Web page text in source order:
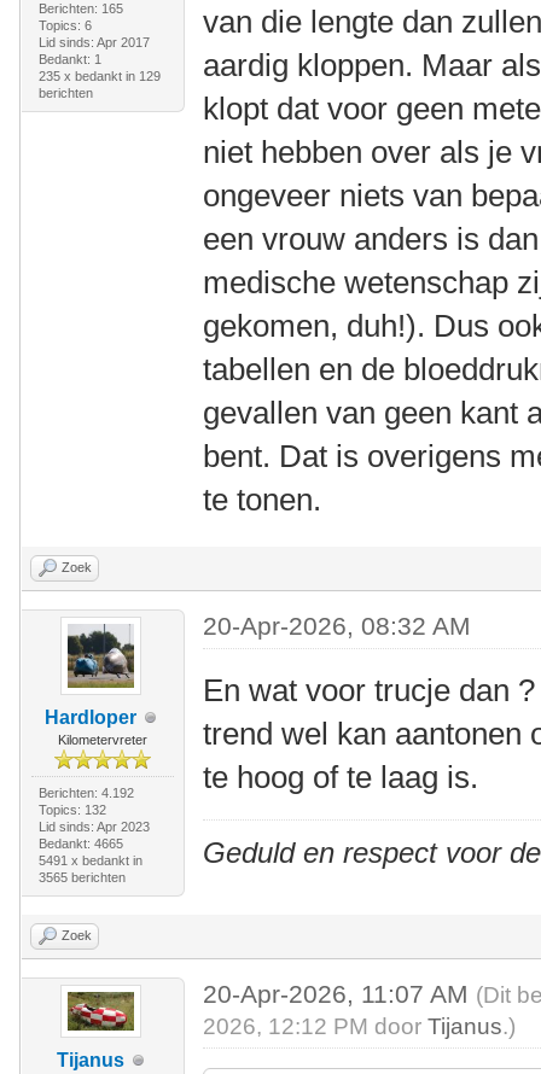
Berichten: 165
Topics: 6
Lid sinds: Apr 2017
Bedankt: 1
235 x bedankt in 129
berichten
van die lengte dan
aardig kloppen. Maar
klopt dat voor geen
niet hebben over als je
ongeveer niets van
een vrouw anders is
medische wetenschap
gekomen, duh!). Dus
tabellen en de
gevallen van geen kant
bent. Dat is overigens
te tonen.
Zoek
Hardloper
Kilometervreter
Berichten: 4.192
Topics: 132
Lid sinds: Apr 2023
Bedankt: 4665
5491 x bedankt in
3565 berichten
20-Apr-2026, 08:32 AM
En wat voor trucje dan
trend wel kan aantonen
te hoog of te laag is.
Geduld en respect voor
Zoek
Tijanus
20-Apr-2026, 11:07 AM (Dit
2026, 12:12 PM doorTijanus.)